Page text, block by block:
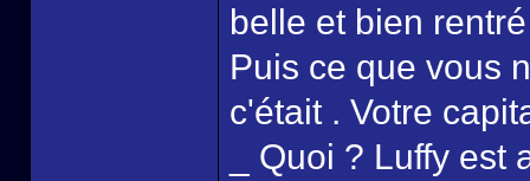
belle et bien
Puis ce que vous
c'était . Votre
_ Quoi ? Luffy